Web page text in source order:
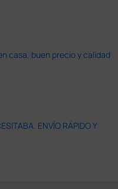
casa, buen precio y calidad
ENVÍO RÁPIDO Y